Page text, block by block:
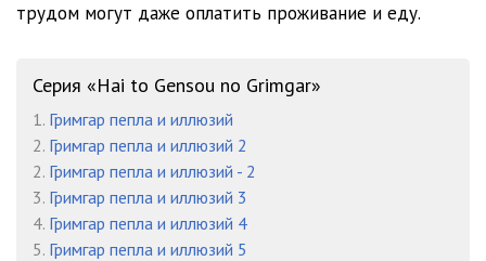
Глава 4 (2 из 13)
Глава 4 (4 из 13)
Глава 4 (5 из 13)
Глава 4 (6 из 13)
Глава 4 (7 из 13)
трудом могут даже оплатить проживание и еду.
Серия «Hai to Gensou no Grimgar»
1. Гримгар пепла и иллюзий
2. Гримгар пепла и иллюзий 2
2. Гримгар пепла и иллюзий - 2
3. Гримгар пепла и иллюзий 3
4. Гримгар пепла и иллюзий 4
5. Гримгар пепла и иллюзий 5